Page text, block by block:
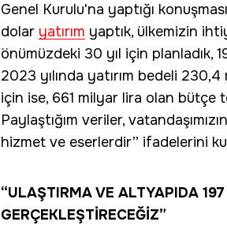
Genel Kurulu'na yaptığı
dolar yatırım yaptık, ülkemizin
önümüzdeki 30 yıl için planladık,
2023 yılında yatırım bedeli
için ise, 661 milyar lira olan bütçe
Paylaştığım veriler,
hizmet ve eserlerdir” ifadelerini
“ULAŞTIRMA VE ALTYAPIDA
GERÇEKLEŞTİRECEĞİZ”